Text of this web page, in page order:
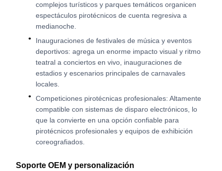
complejos turísticos y parques temáticos organicen
espectáculos pirotécnicos de cuenta regresiva a
medianoche.
Inauguraciones de festivales de música y eventos
deportivos: agrega un enorme impacto visual y ritmo
teatral a conciertos en vivo, inauguraciones de
estadios y escenarios principales de carnavales
locales.
Competiciones pirotécnicas profesionales: Altamente
compatible con sistemas de disparo electrónicos, lo
que la convierte en una opción confiable para
pirotécnicos profesionales y equipos de exhibición
coreografiados.
Soporte OEM y personalización